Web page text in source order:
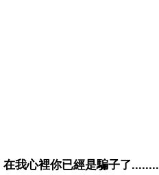
在我心裡你已經是騙子了........